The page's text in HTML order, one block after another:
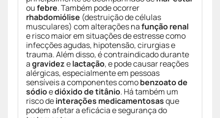
oufebre. Também pode ocorrer
rhabdomiólise (destruição de células
musculares) com alterações nafunção renal
e risco maior em situações de estresse como
infecções agudas, hipotensão, cirurgias e
trauma. Além disso, é contraindicado durante
agravidezelactação, e pode causar reações
alérgicas, especialmente em pessoas
sensíveis a componentes comobenzoato de
sódioedióxido de titânio. Há também um
risco deinterações medicamentosasque
podem afetar a eficácia e segurança do